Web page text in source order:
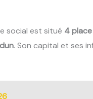
social est situé 4
. Son capital et ses